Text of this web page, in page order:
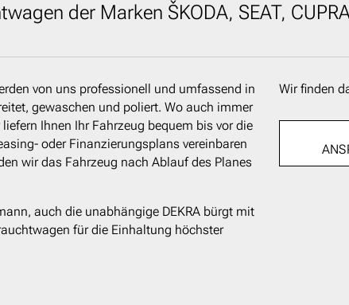
der Marken ŠKODA, SEAT,
von uns professionell und umfassend in
gewaschen und poliert. Wo auch immer
Ihnen Ihr Fahrzeug bequem bis vor die
oder Finanzierungsplans vereinbaren
wir das Fahrzeug nach Ablauf des Planes
auch die unabhängige DEKRA bürgt mit
für die Einhaltung höchster
Wir finden